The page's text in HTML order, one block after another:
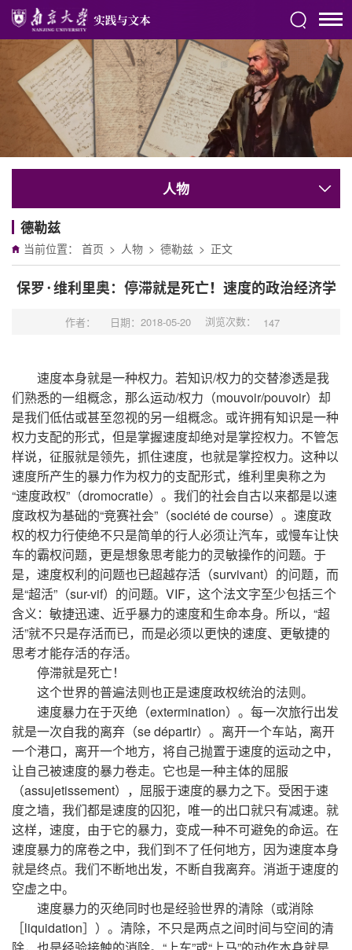
人物
德勒兹
当前位置： 首页 > 人物 > 德勒兹 > 正文
保罗·维利里奥：停滞就是死亡！速度的政治经济学
作者： 日期：2018-05-20 浏览次数： 147
速度本身就是一种权力。若知识/权力的交替渗透是我
们熟悉的一组概念，那么运动/权力（mouvoir/pouvoir）却
是我们低估或甚至忽视的另一组概念。或许拥有知识是一种
权力支配的形式，但是掌握速度却绝对是掌控权力。不管怎
样说，征服就是领先，抓住速度，也就是掌控权力。这种以
速度所产生的暴力作为权力的支配形式，维利里奥称之为
“速度政权”（dromocratie）。我们的社会自古以来都是以速
度政权为基础的“竞赛社会”（société de course）。速度政
权的权力行使绝不只是简单的行人必须让汽车，或慢车让快
车的霸权问题，更是想象思考能力的灵敏操作的问题。于
是，速度权利的问题也已超越存活（survivant）的问题，而
是“超活”（sur-vif）的问题。VIF，这个法文字至少包括三个
含义：敏捷迅速、近乎暴力的速度和生命本身。所以，“超
活”就不只是存活而已，而是必须以更快的速度、更敏捷的
思考才能存活的存活。
停滞就是死亡！
这个世界的普遍法则也正是速度政权统治的法则。
速度暴力在于灭绝（extermination）。每一次旅行出发
就是一次自我的离弃（se départir）。离开一个车站，离开
一个港口，离开一个地方，将自己抛置于速度的运动之中，
让自己被速度的暴力卷走。它也是一种主体的屈服
（assujetissement），屈服于速度的暴力之下。受困于速
度之墙，我们都是速度的囚犯，唯一的出口就只有减速。就
这样，速度，由于它的暴力，变成一种不可避免的命运。在
速度暴力的席卷之中，我们到不了任何地方，因为速度本身
就是终点。我们不断地出发，不断自我离弃。消逝于速度的
空虚之中。
速度暴力的灭绝同时也是经验世界的清除（或消除
［liquidation］）。清除，不只是两点之间时间与空间的清